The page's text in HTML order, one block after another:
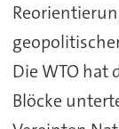
Die WTO hat
Blöcke